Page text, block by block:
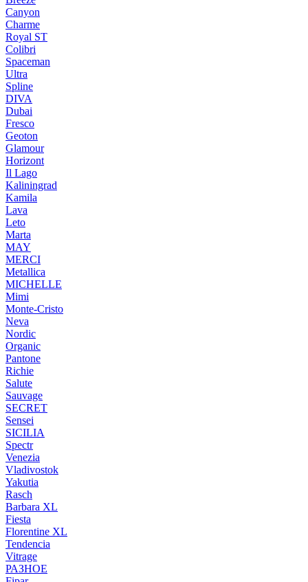
Canуon
Charme
Royal ST
Colibri
Spaceman
Ultra
Spline
DIVA
Dubai
Fresco
Geoton
Glamour
Horizont
Il Lago
Kaliningrad
Kamila
Lava
Leto
Marta
MAY
MERCI
Metallica
MICHELLE
Mimi
Monte-Cristo
Neva
Nordic
Organic
Pantone
Richie
Salute
Sauvage
SECRET
Sensei
SICILIA
Spectr
Venezia
Vladivostok
Yakutia
Rasch
Barbara XL
Fiesta
Florentine XL
Tendencia
Vitrage
РАЗНОЕ